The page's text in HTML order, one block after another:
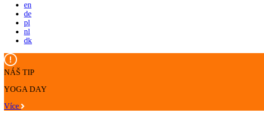
en
de
pl
nl
dk
NÁŠ TIP
YOGA DAY
Více